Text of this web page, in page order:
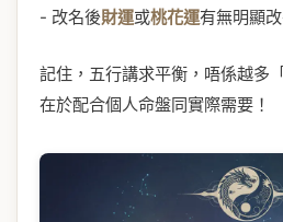
- 改名後財運或桃花運有無明顯
記住，五行講求平衡，唔係越多
在於配合個人命盤同實際需要！